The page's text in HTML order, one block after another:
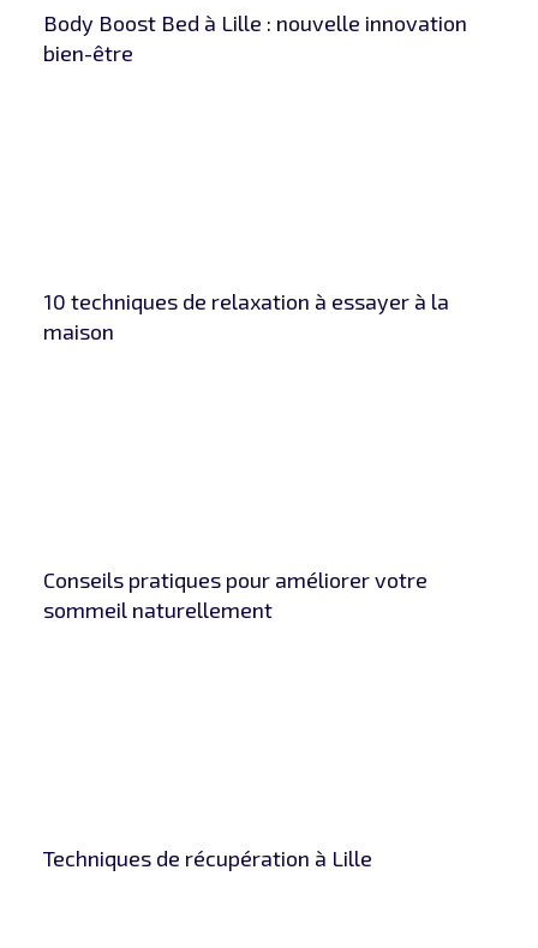
Body Boost Bed à Lille : nouvelle innovation
bien-être
10 techniques de relaxation à essayer à la
maison
Conseils pratiques pour améliorer votre
sommeil naturellement
Techniques de récupération à Lille